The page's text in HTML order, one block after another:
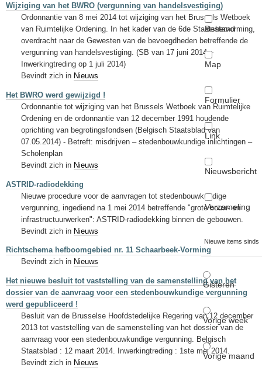
Bestand
Map
Formulier
Link
Nieuwsbericht
Verzameling
Nieuwe items sinds
Gisteren
Vorige week
Vorige maand
Wijziging van het BWRO (vergunning van handelsvestiging)
Ordonnantie van 8 mei 2014 tot wijziging van het Brussels Wetboek
van Ruimtelijke Ordening. In het kader van de 6de Staatshervorming,
overdracht naar de Gewesten van de bevoegdheden betreffende de
vergunning van handelsvestiging. (SB van 17 juni 2014 –
Inwerkingtreding op 1 juli 2014)
Bevindt zich in Nieuws
Het BWRO werd gewijzigd !
Ordonnantie tot wijziging van het Brussels Wetboek van Ruimtelijke
Ordening en de ordonnantie van 12 december 1991 houdende
oprichting van begrotingsfondsen (Belgisch Staatsblad van
07.05.2014) - Betreft: misdrijven – stedenbouwkundige inlichtingen –
Scholenplan
Bevindt zich in Nieuws
ASTRID-radiodekking
Nieuwe procedure voor de aanvragen tot stedenbouwkundige
vergunning, ingediend na 1 mei 2014 betreffende "grote bouw- en
infrastructuurwerken": ASTRID-radiodekking binnen de gebouwen.
Bevindt zich in Nieuws
Richtschema hefboomgebied nr. 11 Schaarbeek-Vorming
Bevindt zich in Nieuws
Het nieuwe besluit tot vaststelling van de samenstelling van het
dossier van de aanvraag voor een stedenbouwkundige vergunning
werd gepubliceerd !
Besluit van de Brusselse Hoofdstedelijke Regering van 12 december
2013 tot vaststelling van de samenstelling van het dossier van de
aanvraag voor een stedenbouwkundige vergunning. Belgisch
Staatsblad : 12 maart 2014. Inwerkingtreding : 1ste mei 2014.
Bevindt zich in Nieuws